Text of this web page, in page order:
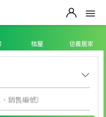
租屋 信義居家